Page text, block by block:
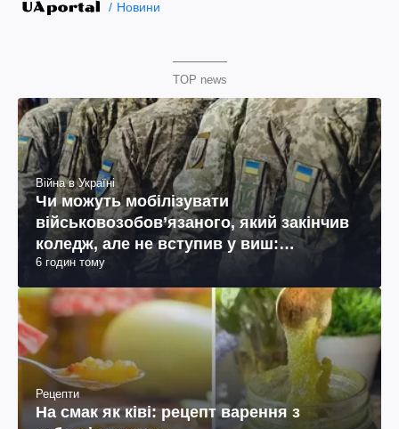
Новини
TOP news
Війна в Україні
Чи можуть мобілізувати
військовозобов’язаного, який закінчив
коледж, але не вступив у виш:
пояснення юриста
6 годин тому
Рецепти
На смак як ківі: рецепт варення з